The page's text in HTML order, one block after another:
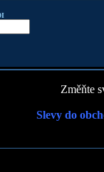
Změňte
Slevy do